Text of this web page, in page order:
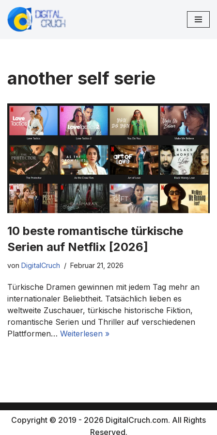
Zum
another self serie
10 beste romantische türkische
Serien auf Netflix [2026]
von DigitalCruch Februar 21, 2026
Türkische Dramen gewinnen mit jedem Tag mehr an
internationaler Beliebtheit. Tatsächlich lieben es
weltweite Zuschauer, türkische historische Fiktion,
romantische Serien und Thriller auf verschiedenen
Plattformen… Weiterlesen »
Copyright © 2019 - 2026 DigitalCruch.com. All Rights
Reserved.